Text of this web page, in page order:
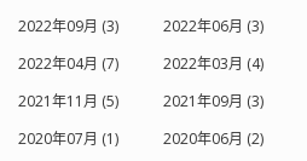
2022年09月 (3)
2022年06月 (3)
2022年04月 (7)
2022年03月 (4)
2021年11月 (5)
2021年09月 (3)
2020年07月 (1)
2020年06月 (2)